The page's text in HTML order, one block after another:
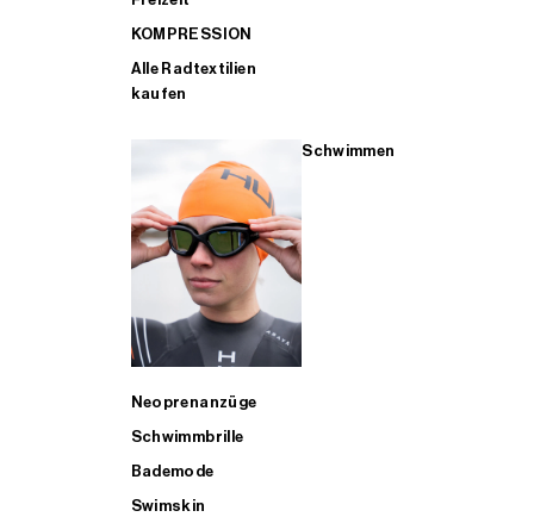
KOMPRESSION
Alle Radtextilien
kaufen
Schwimmen
Neoprenanzüge
Schwimmbrille
Bademode
Swimskin